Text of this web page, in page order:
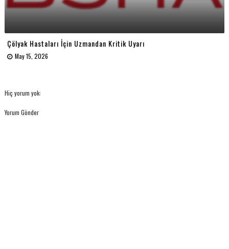
Çölyak Hastaları İçin Uzmandan Kritik Uyarı
May 15, 2026
Hiç yorum yok:
Yorum Gönder